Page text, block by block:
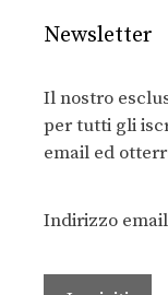
Newsletter
Il nostro
per tutti gli
email ed
Indirizzo